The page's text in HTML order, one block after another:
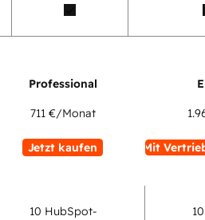
711 €/Monat
Jetzt kaufen Mit
10 HubSpot-